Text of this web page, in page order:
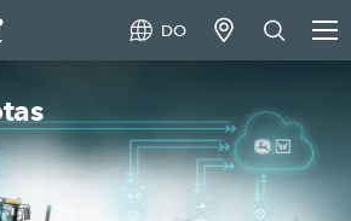
DO